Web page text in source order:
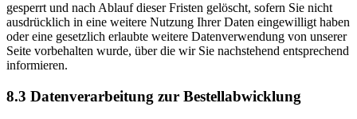
gesperrt und nach Ablauf dieser Fristen gelöscht, sofern Sie nicht
ausdrücklich in eine weitere Nutzung Ihrer Daten eingewilligt haben
oder eine gesetzlich erlaubte weitere Datenverwendung von unserer
Seite vorbehalten wurde, über die wir Sie nachstehend entsprechend
informieren.
8.3 Datenverarbeitung zur Bestellabwicklung